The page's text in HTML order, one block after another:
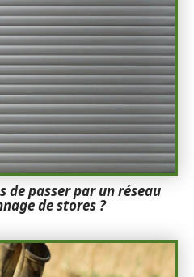
de passer par un réseau
de stores ?